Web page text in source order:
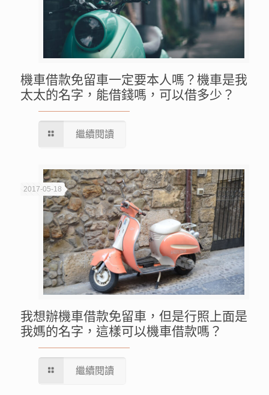
機車借款免留車一定要本人嗎？機車是我
太太的名字，能借錢嗎，可以借多少？
繼續閱讀
2017-05-18
我想辦機車借款免留車，但是行照上面是
我媽的名字，這樣可以機車借款嗎？
繼續閱讀